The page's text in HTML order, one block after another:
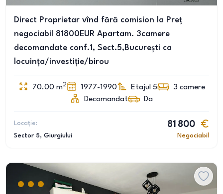
Direct Proprietar vînd fără comision la Preț
negociabil 81800EUR Apartam. 3camere
decomandate conf.1, Sect.5,București ca
locuința/investiție/birou
70.00 m2 1977-1990 Etajul 5 3 camere
Decomandat
Da
Locație:
Sector 5, Giurgiului
81 800
Negociabil